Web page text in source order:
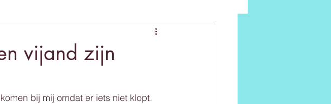
vijand zijn
bij mij omdat er iets niet klopt.